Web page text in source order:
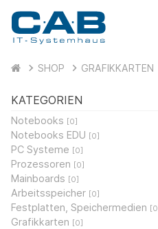
SHOP GRAFIKKARTEN
KATEGORIEN
Notebooks [0]
Notebooks EDU [0]
PC Systeme [0]
Prozessoren [0]
Mainboards [0]
Arbeitsspeicher [0]
Festplatten, Speichermedien [0]
Grafikkarten [0]